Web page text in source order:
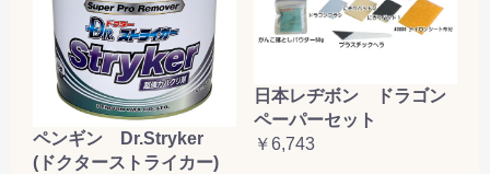
ペンギン Dr.Stryker
(ドクターストライカー)
日本レヂボン ドラゴン
ペーパーセット
￥6,743